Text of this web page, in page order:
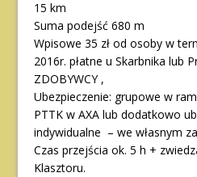
15 km
Suma podejść 680 m
Wpisowe 35 zł od osoby w
2016r. płatne u Skarbnika lub
ZDOBYWCY ,
Ubezpieczenie: grupowe w
PTTK w AXA lub dodatkowo
indywidualne – we własnym
Czas przejścia ok. 5 h +
Klasztoru.